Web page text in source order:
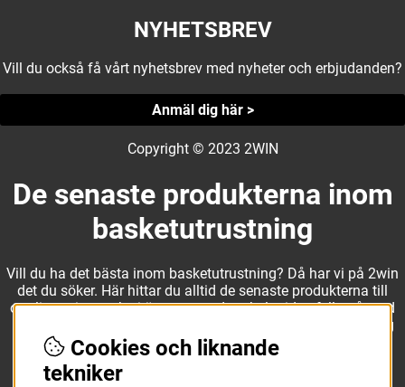
NYHETSBREV
Vill du också få vårt nyhetsbrev med nyheter och erbjudanden?
Anmäl dig här >
Copyright © 2023 2WIN
De senaste produkterna inom
basketutrustning
Vill du ha det bästa inom basketutrustning? Då har vi på 2win
det du söker. Här hittar du alltid de senaste produkterna till
otroliga priser, och vi är noga med att hela tiden fylla på med
nyheter i webbshopen. Det gör oss till ett naturligt val för dig
som vill ha utrustning som överträffar alla andra märken.
Cookies och liknande
tekniker